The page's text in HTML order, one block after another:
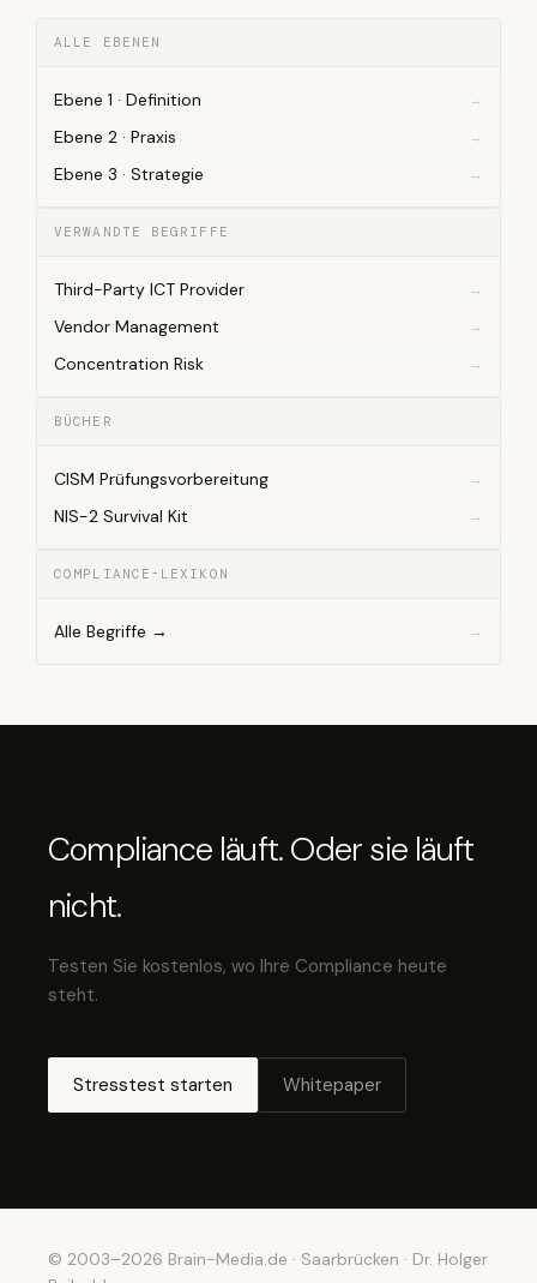
ALLE EBENEN
Ebene 1 · Definition
Ebene 2 · Praxis
Ebene 3 · Strategie
VERWANDTE BEGRIFFE
Third-Party ICT Provider
Vendor Management
Concentration Risk
BÜCHER
CISM Prüfungsvorbereitung
NIS-2 Survival Kit
COMPLIANCE-LEXIKON
Alle Begriffe →
Compliance läuft. Oder sie läuft
nicht.
Testen Sie kostenlos, wo Ihre Compliance heute
steht.
Stresstest starten Whitepaper
© 2003–2026 Brain-Media.de · Saarbrücken · Dr. Holger